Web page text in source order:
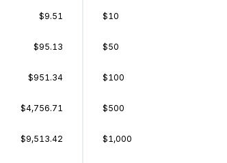
$9.51
$95.13
$951.34
$4,756.71
$9,513.42
$10
$50
$100
$500
$1,000